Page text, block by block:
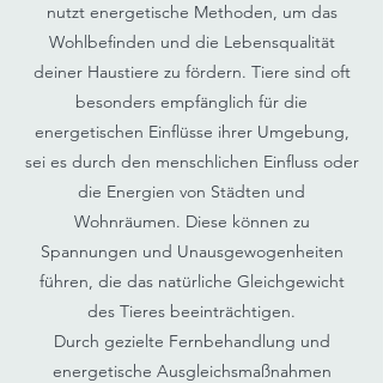
nutzt energetische Methoden, um das
Wohlbefinden und die Lebensqualität
deiner Haustiere zu fördern. Tiere sind oft
besonders empfänglich für die
energetischen Einflüsse ihrer Umgebung,
sei es durch den menschlichen Einfluss oder
die Energien von Städten und
Wohnräumen. Diese können zu
Spannungen und Unausgewogenheiten
führen, die das natürliche Gleichgewicht
des Tieres beeinträchtigen.
Durch gezielte Fernbehandlung und
energetische Ausgleichsmaßnahmen